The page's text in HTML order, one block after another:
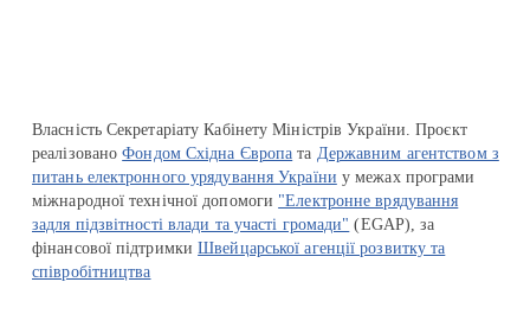
Власність Секретаріату Кабінету Міністрів України. Проєкт
реалізованоФондом Східна Європа та Державним агентством з
питань електронного урядування України у межах програми
міжнародної технічної допомоги "Електронне врядування
задля підзвітності влади та участі громади" (EGAP), за
фінансової підтримкиШвейцарської агенції розвитку та
співробітництва